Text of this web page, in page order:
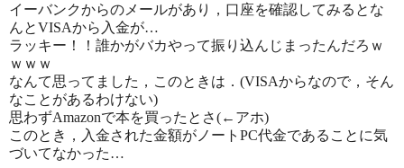
イーバンクからのメールがあり，口座を確認してみるとな
んとVISAから入金が…
ラッキー！！誰かがバカやって振り込んじまったんだろｗ
ｗｗｗ
なんて思ってました，このときは．(VISAからなので，そん
なことがあるわけない)
思わずAmazonで本を買ったとさ(←アホ)
このとき，入金された金額がノートPC代金であることに気
づいてなかった…